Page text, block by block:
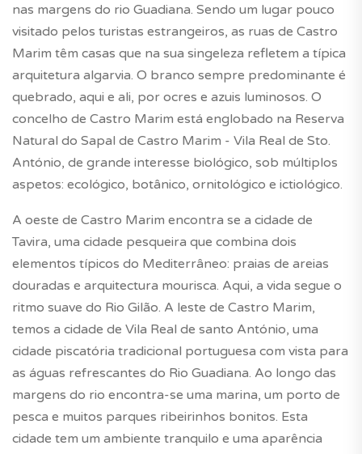
nas margens do rio Guadiana. Sendo um lugar pouco
visitado pelos turistas estrangeiros, as ruas de Castro
Marim têm casas que na sua singeleza refletem a típica
arquitetura algarvia. O branco sempre predominante é
quebrado, aqui e ali, por ocres e azuis luminosos. O
concelho de Castro Marim está englobado na Reserva
Natural do Sapal de Castro Marim - Vila Real de Sto.
António, de grande interesse biológico, sob múltiplos
aspetos: ecológico, botânico, ornitológico e ictiológico.
A oeste de Castro Marim encontra se a cidade de
Tavira, uma cidade pesqueira que combina dois
elementos típicos do Mediterrâneo: praias de areias
douradas e arquitectura mourisca. Aqui, a vida segue o
ritmo suave do Rio Gilão. A leste de Castro Marim,
temos a cidade de Vila Real de santo António, uma
cidade piscatória tradicional portuguesa com vista para
as águas refrescantes do Rio Guadiana. Ao longo das
margens do rio encontra-se uma marina, um porto de
pesca e muitos parques ribeirinhos bonitos. Esta
cidade tem um ambiente tranquilo e uma aparência